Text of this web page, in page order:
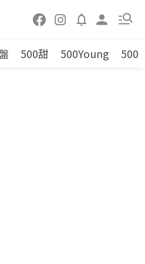
500甜 500Young 500